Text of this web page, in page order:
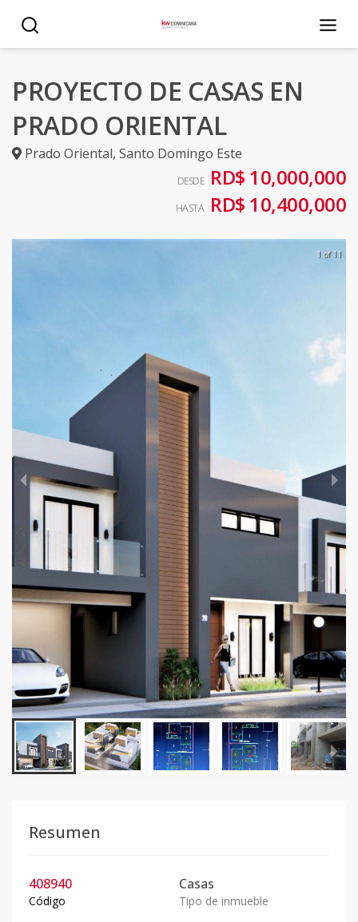
PROYECTO DE CASAS EN
PRADO ORIENTAL
Prado Oriental, Santo Domingo Este
DESDE RD$ 10,000,000
HASTA RD$ 10,400,000
1 of 11
Resumen
408940
Código
Casas
Tipo de inmueble